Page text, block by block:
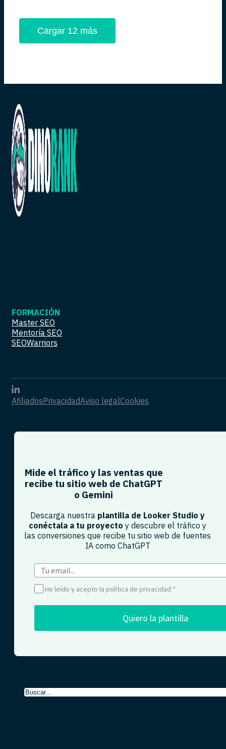
Cargar 12 más
FORMACIÓN
Master SEO
Mentoría SEO
SEOWarriors
AfiliadosPrivacidadAviso legalCookies
Mide el tráfico y las ventas que
recibe tu sitio web de ChatGPT
o Gemini​
Descarga nuestra plantilla de Looker Studio y
conéctala a tu proyecto y descubre el tráfico y
las conversiones que recibe tu sitio web de fuentes
IA como ChatGPT​
He leído y acepto la política de privacidad *
Quiero la plantilla